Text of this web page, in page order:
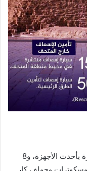
عيادة طبية ثابتة مجهزة بأحدث الأجهزة، و8
وجولف كار